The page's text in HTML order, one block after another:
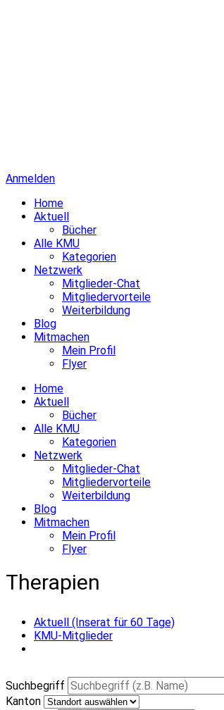
Anmelden
Home
Aktuell
Bücher
Alle KMU
Kategorien
Netzwerk
Mitglieder-Chat
Mitgliedervorteile
Weiterbildung
Blog
Mitmachen
Mein Profil
Flyer
Home
Aktuell
Bücher
Alle KMU
Kategorien
Netzwerk
Mitglieder-Chat
Mitgliedervorteile
Weiterbildung
Blog
Mitmachen
Mein Profil
Flyer
Therapien
Aktuell (Inserat für 60 Tage)
KMU-Mitglieder
Suchbegriff
Kanton